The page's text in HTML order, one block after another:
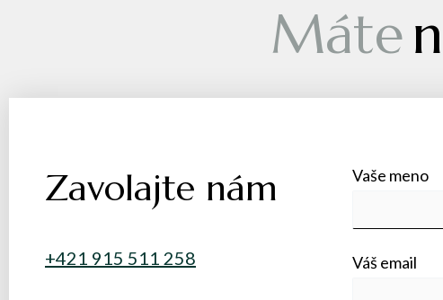
Máte
Zavolajte nám
+421 915 511 258
Vaše meno
Váš email